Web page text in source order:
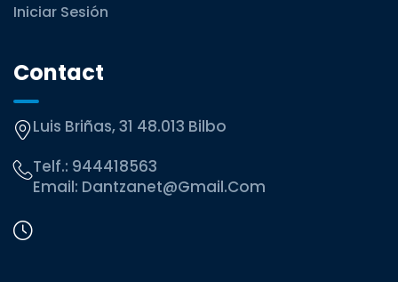
Iniciar Sesión
Contact
Luis Briñas, 31 48.013 Bilbo
Telf.: 944418563
Email: Dantzanet@gmail.com